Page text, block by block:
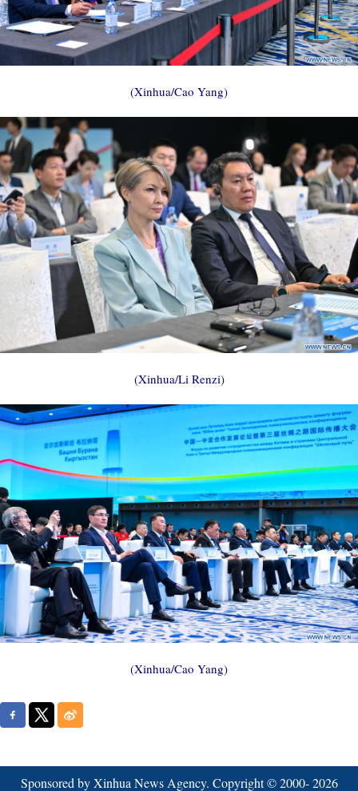
(Xinhua/Cao Yang)
(Xinhua/Li Renzi)
(Xinhua/Cao Yang)
Sponsored by Xinhua News Agency. Copyright © 2000-2026